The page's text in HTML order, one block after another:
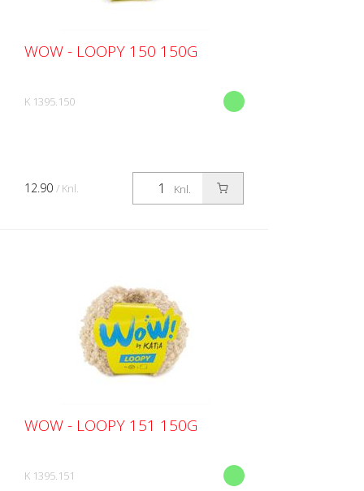
WOW - LOOPY 150 150G
K 1395.150
Knl.
12.90 / Knl.
WOW - LOOPY 151 150G
K 1395.151